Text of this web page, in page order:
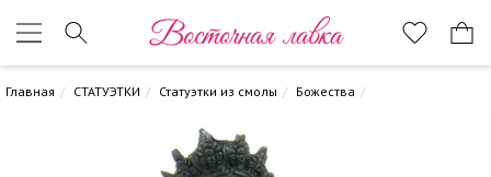
Восточная лавка
Главная СТАТУЭТКИ Статуэтки из смолы Божества